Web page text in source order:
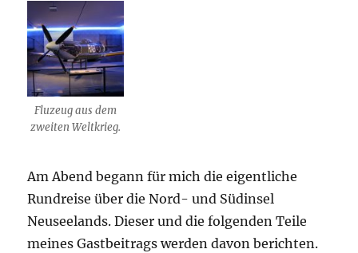
Fluzeug aus dem
zweiten Weltkrieg.
Am Abend begann für mich die eigentliche
Rundreise über die Nord- und Südinsel
Neuseelands. Dieser und die folgenden Teile
meines Gastbeitrags werden davon berichten.